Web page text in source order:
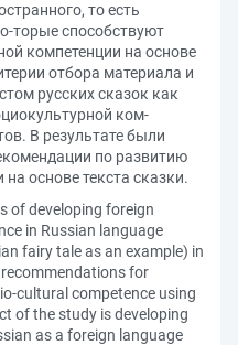
то есть
торые способствуют
компетенции на основе
отбора материала и
русских сказок как
ком-
В результате были
по развитию
основе текста сказки.
of developing foreign
in Russian language
fairy tale as an example) in
for
cultural competence using
of the study is developing
as a foreign language